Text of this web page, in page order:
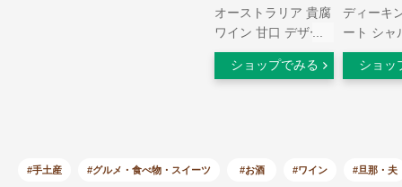
オーストラリア 貴腐
ワイン 甘口 デザー
トワイン 白ワイン
375ml スリーブジッ
ショップでみる
ディーキ
ート シャ
2022
ストラリ
ショッ
#手土産 #グルメ・食べ物・スイーツ #お酒 #ワイン #旦那・夫